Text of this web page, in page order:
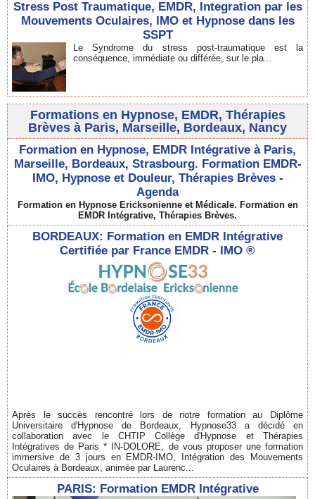
Stress Post Traumatique, EMDR, Integration par les
Mouvements Oculaires, IMO et Hypnose dans les
SSPT
Le Syndrome du stress post-traumatique est la
conséquence, immédiate ou différée, sur le pla...
Formations en Hypnose, EMDR, Thérapies
Brèves à Paris, Marseille, Bordeaux, Nancy
Formation en Hypnose, EMDR Intégrative à Paris,
Marseille, Bordeaux, Strasbourg. Formation EMDR-
IMO, Hypnose et Douleur, Thérapies Brèves -
Agenda
Formation en Hypnose Ericksonienne et Médicale. Formation en
EMDR Intégrative, Thérapies Brèves.
BORDEAUX: Formation en EMDR Intégrative
Certifiée par France EMDR - IMO ®
Après le succès rencontré lors de notre formation au Diplôme
Universitaire d'Hypnose de Bordeaux, Hypnose33 a décidé en
collaboration avec le CHTIP Collège d'Hypnose et Thérapies
Intégratives de Paris * IN-DOLORE, de vous proposer une formation
immersive de 3 jours en EMDR-IMO, Intégration des Mouvements
Oculaires à Bordeaux, animée par Laurenc...
PARIS: Formation EMDR Intégrative